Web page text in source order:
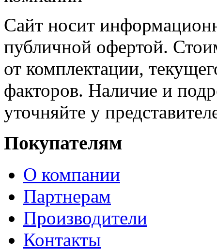
Сайт носит
публичной офертой.
от комплектации,
факторов. Наличие и
уточняйте у
Покупателям
О компании
Партнерам
Производители
Контакты